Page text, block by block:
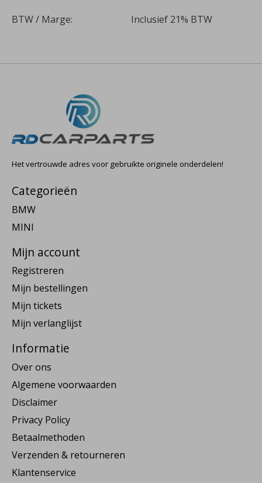
BTW / Marge: Inclusief 21% BTW
Het vertrouwde adres voor gebruikte originele onderdelen!
Categorieën
BMW
MINI
Mijn account
Registreren
Mijn bestellingen
Mijn tickets
Mijn verlanglijst
Informatie
Over ons
Algemene voorwaarden
Disclaimer
Privacy Policy
Betaalmethoden
Verzenden & retourneren
Klantenservice